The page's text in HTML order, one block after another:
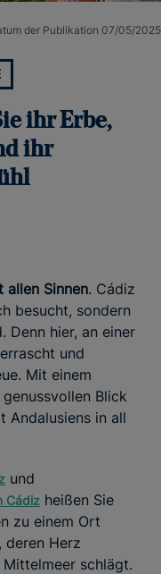
der Publikation 07/05/2025
ihr Erbe,
ihr
allen Sinnen. Cádiz
besucht, sondern
Denn hier, an einer
und
Mit einem
Blick
Andalusiens in all
und
Cádiz heißen Sie
zu einem Ort
deren Herz
schlägt.